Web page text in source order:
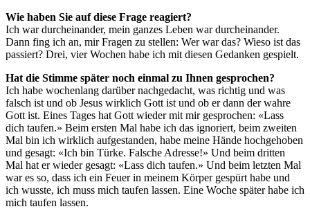
Wie haben Sie auf diese Frage reagiert?
Ich war durcheinander, mein ganzes Leben war durcheinander.
Dann fing ich an, mir Fragen zu stellen: Wer war das? Wieso ist das
passiert? Drei, vier Wochen habe ich mit diesen Gedanken gespielt.
Hat die Stimme später noch einmal zu Ihnen gesprochen?
Ich habe wochenlang darüber nachgedacht, was richtig und was
falsch ist und ob Jesus wirklich Gott ist und ob er dann der wahre
Gott ist. Eines Tages hat Gott wieder mit mir gesprochen: «Lass
dich taufen.» Beim ersten Mal habe ich das ignoriert, beim zweiten
Mal bin ich wirklich aufgestanden, habe meine Hände hochgehoben
und gesagt: «Ich bin Türke. Falsche Adresse!» Und beim dritten
Mal hat er wieder gesagt: «Lass dich taufen.» Und beim letzten Mal
war es so, dass ich ein Feuer in meinem Körper gespürt habe und
ich wusste, ich muss mich taufen lassen. Eine Woche später habe ich
mich taufen lassen.